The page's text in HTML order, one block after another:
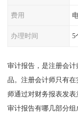
费用
办理时间 5
审计报告，是注册会
品。注册会计师只有
师通过对财务报表发表
审计报告有哪几部分